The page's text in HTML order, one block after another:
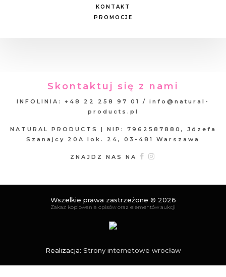
KONTAKT
PROMOCJE
Skontaktuj się z nami
INFOLINIA: +48 22 258 97 01 / info@natural-
products.pl
NATURAL PRODUCTS | NIP: 7962587880, Józefa
Szanajcy 20A lok. 24, 03-481 Warszawa
ZNAJDZ NAS NA
Wszelkie prawa zastrzeżone © 2026
Zakaz kopiowania opisów oraz elementów aukcji
Realizacja: Strony internetowe wrocław